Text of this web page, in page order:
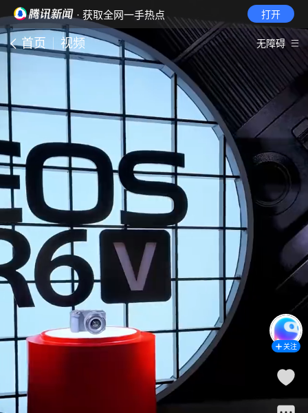
· 获取全网一手热点 打开
首页 视频 无障碍
关注